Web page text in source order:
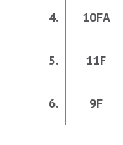
4. 10FA
5. 11F
6. 9F